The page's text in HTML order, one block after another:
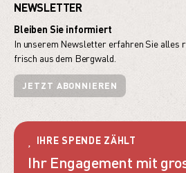
NEWSLETTER
Bleiben Sie informiert
In unserem Newsletter erfahren Sie alles
frisch aus dem Bergwald.
JETZT ABONNIEREN
IHRE SPENDE ZÄHLT
Ihr Engagement mit